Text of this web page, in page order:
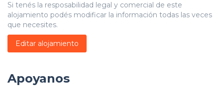
Si tenés la resposabilidad legal y comercial de este
alojamiento podés modificar la información todas las veces
que necesites.
Editar alojamiento
Apoyanos